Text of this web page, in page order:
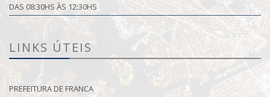
DAS 08:30HS ÀS 12:30HS
LINKS ÚTEIS
PREFEITURA DE FRANCA